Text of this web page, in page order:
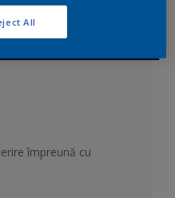
împreună cu
All